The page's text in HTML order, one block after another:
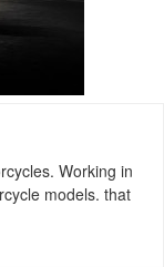
Working in
models. that